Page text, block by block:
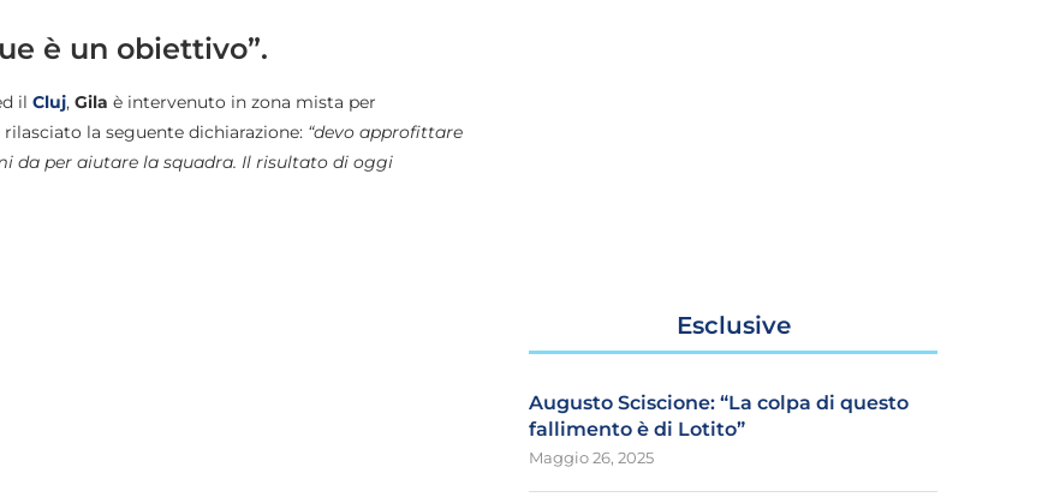
è un obiettivo”.
il Cluj, Gila è intervenuto in zona mista per
la seguente dichiarazione: “devo approfittare
da per aiutare la squadra. Il risultato di oggi
Esclusive
Augusto Sciscione: “La colpa di questo
fallimento è di Lotito”
Maggio 26, 2025